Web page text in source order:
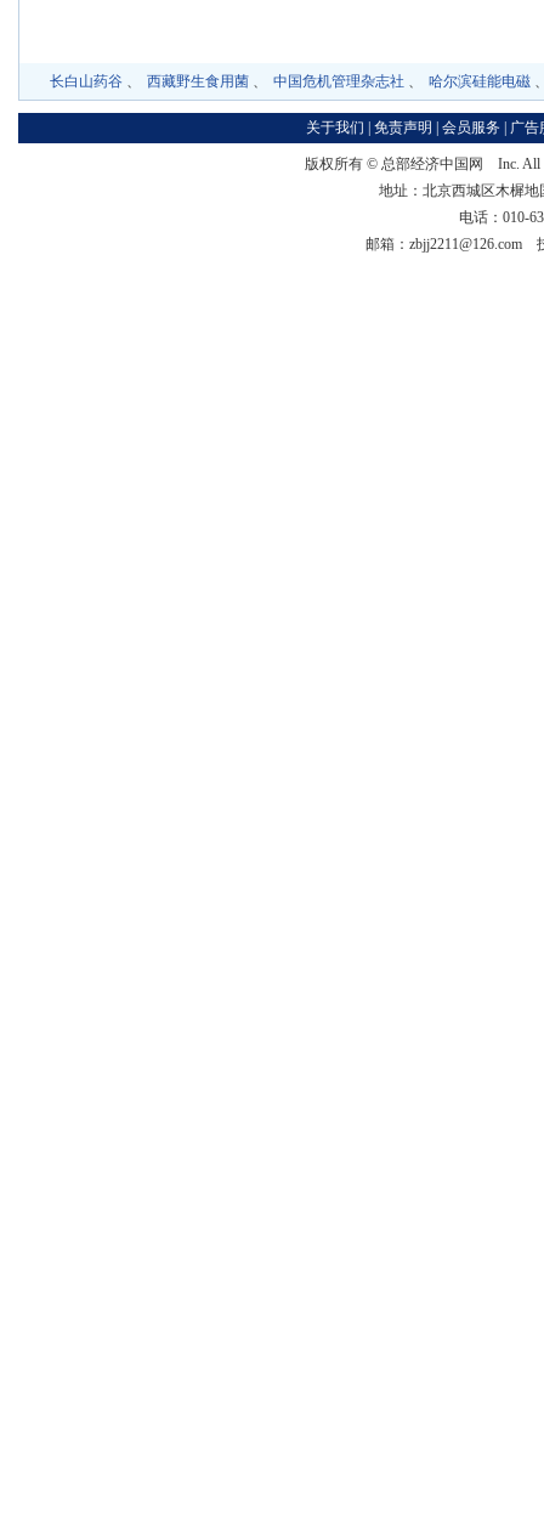
长白山药谷 、 西藏野生食用菌 、 中国危机管理杂志社 、 哈尔滨硅能电磁
关于我们 免责声明 会员服务 广告
版权所有 © 总部经济中国网
Inc. All
地址：北京西城区木樨
电话：010-
邮箱：zbjj2211@126.com